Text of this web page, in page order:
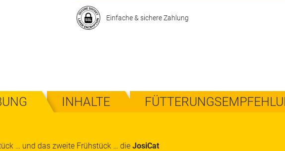
Einfache & sichere Zahlung
… und das zweite Frühstück … die JosiCat
INHALTE